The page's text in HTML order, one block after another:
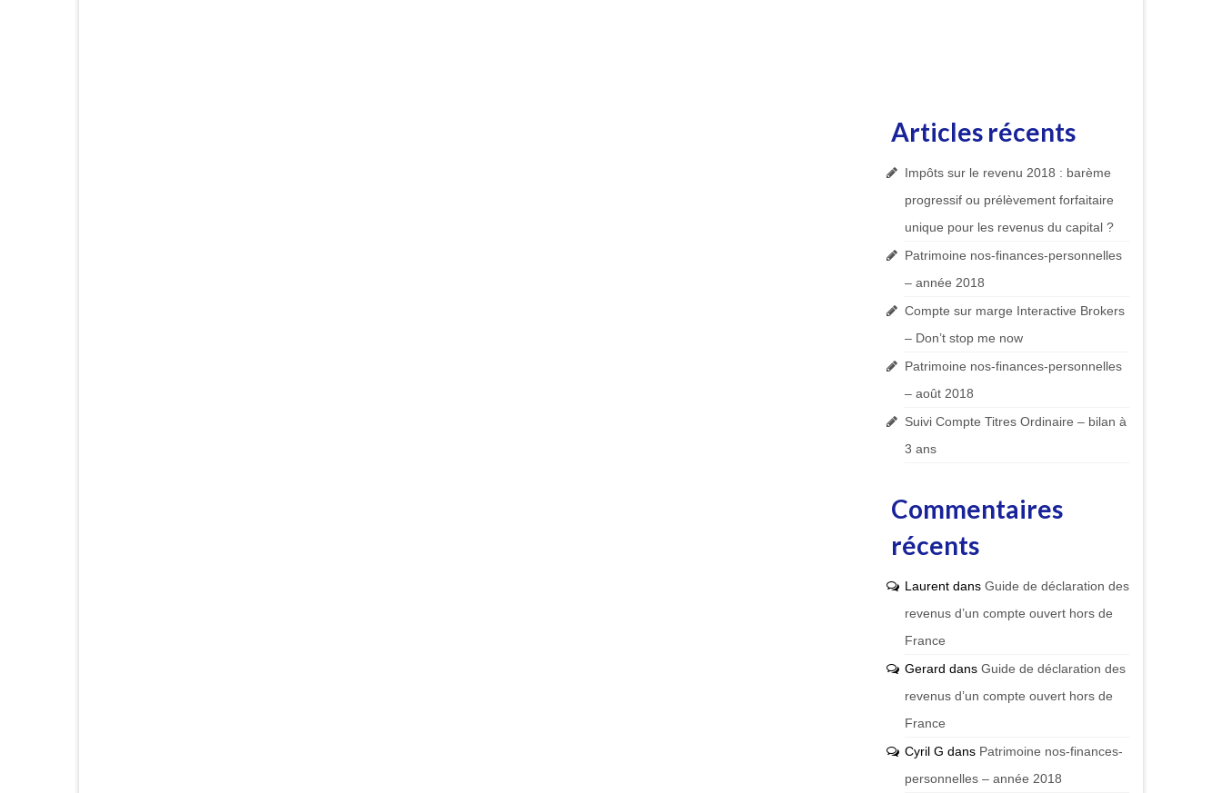
Articles récents
Impôts sur le revenu 2018 : barème
progressif ou prélèvement forfaitaire
unique pour les revenus du capital ?
Patrimoine nos-finances-personnelles
– année 2018
Compte sur marge Interactive Brokers
– Don’t stop me now
Patrimoine nos-finances-personnelles
– août 2018
Suivi Compte Titres Ordinaire – bilan à
3 ans
Commentaires
récents
Laurentdans Guide de déclaration des
revenus d’un compte ouvert hors de
France
Gerard dans Guide de déclaration des
revenus d’un compte ouvert hors de
France
Cyril G dans Patrimoine nos-finances-
personnelles – année 2018